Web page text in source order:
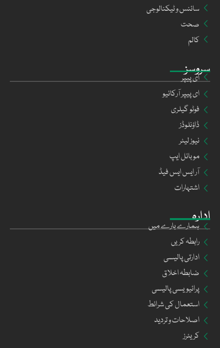
ادارہ
ہمارے بارے میں
رابطہ کریں
ادارتی پالیسی
ضابطہ اخلاق
پرائیویسی پالیسی
استعمال کی شرائط
اصلاحات و تردید
کریئرز
سروسز
ای پیپر
ای پیپر آرکائیو
فوٹو گیلری
ڈاؤنلوڈز
نیوز لیٹر
موبائل ایپ
آر ایس ایس فیڈ
اشتہارات
سائنس و ٹیکنالوجی
صحت
کالم